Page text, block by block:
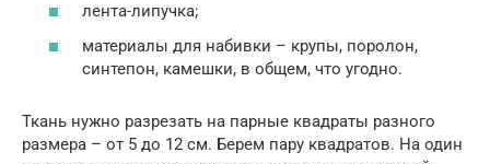
лента-липучка;
материалы для набивки – крупы, поролон,
синтепон, камешки, в общем, что угодно.
Ткань нужно разрезать на парные квадраты разного
размера – от 5 до 12 см. Берем пару квадратов. На один